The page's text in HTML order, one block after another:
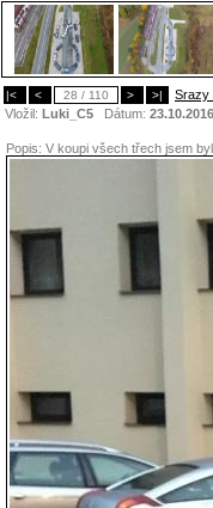
|< < 28 / 110 > >|
Srazy
Vložil: Luki_C5 Dátum:
Popis: V koupi všech třech jsem